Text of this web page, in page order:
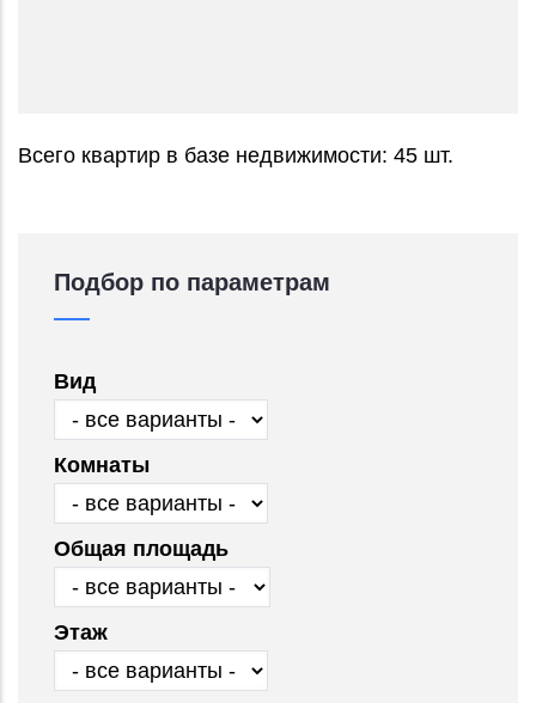
Всего квартир в базе недвижимости: 45 шт.
Подбор по параметрам
Вид
Комнаты
Общая площадь
Этаж